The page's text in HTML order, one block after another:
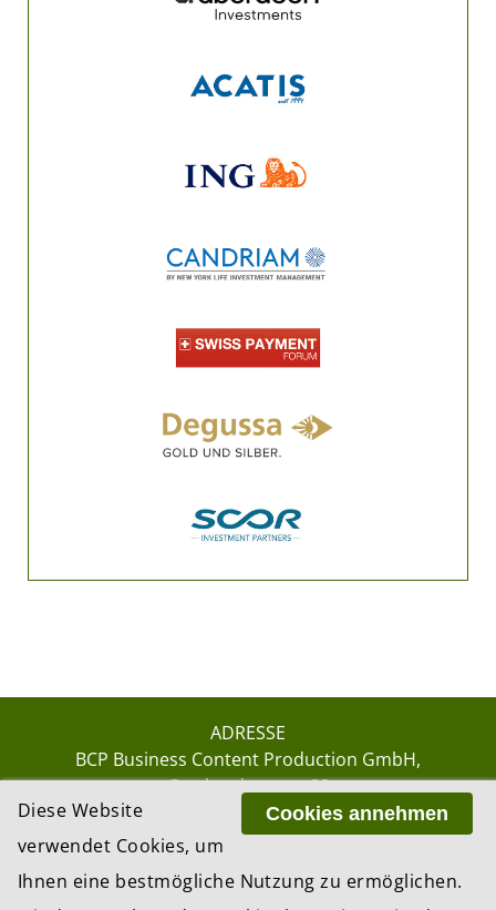
ADRESSE
BCP Business Content Production GmbH
Gotthardstrasse 38
8002 ZürichCookies annehmen
Diese Website
verwendet Cookies, um
Ihnen eine bestmögliche Nutzung zu ermöglichen.